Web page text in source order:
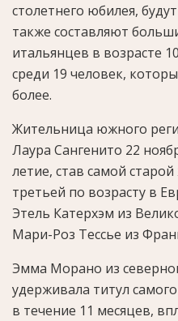
столетнего юбилея,
также составляют
итальянцев в возрасте
среди 19 человек,
более.
Жительница южного
Лаура Сангенито 22
летие, став самой
третьей по возрасту в
Этель Катерхэм из
Мари-Роз Тессье из
Эмма Морано из
удерживала титул
в течение 11 месяцев,